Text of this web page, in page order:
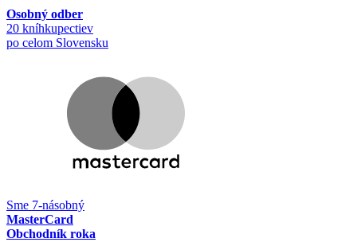
Osobný odber
20 kníhkupectiev
po celom Slovensku
Sme 7-násobný
MasterCard
Obchodník roka